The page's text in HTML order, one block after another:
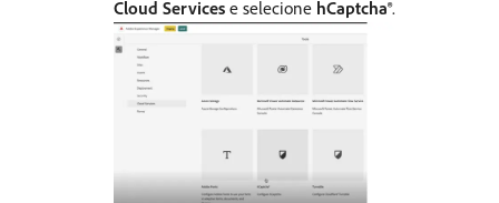
Cloud Services e selecione hCaptcha®.